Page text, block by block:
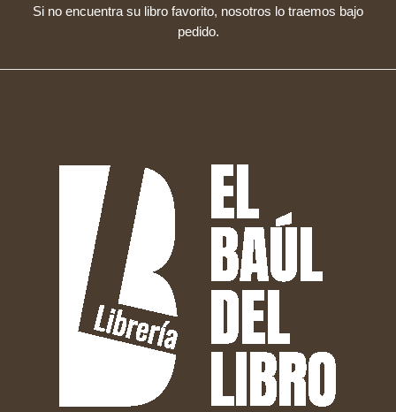
Si no encuentra su libro favorito, nosotros lo traemos bajo
pedido.